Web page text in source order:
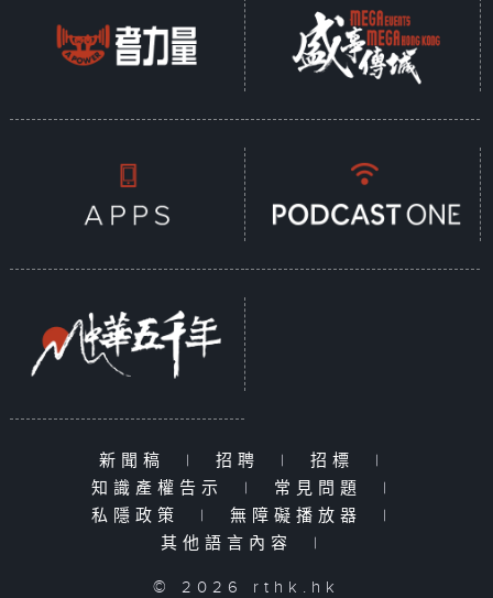
新聞稿 | 招聘 | 招標
|
知識產權告示
| 常見問題
|
私隱政策
| 無障礙播放器
|
其他語言內容
|
© 2026 rthk.hk